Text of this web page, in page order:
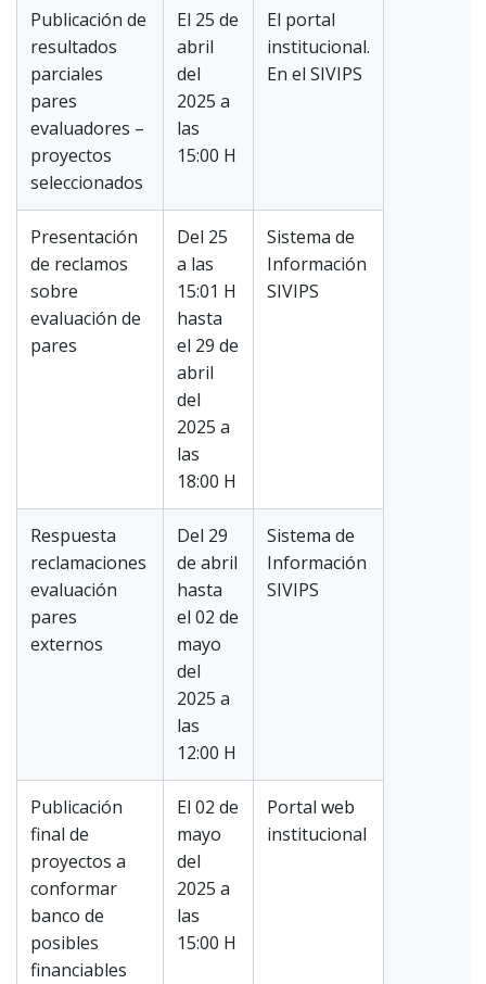
Publicación de
resultados
parciales
pares
evaluadores –
proyectos
seleccionados
El 25 de
abril
del
2025 a
las
15:00 H
El portal
institucional.
En el SIVIPS
Presentación
de reclamos
sobre
evaluación de
pares
Del 25
a las
15:01 H
hasta
el 29 de
abril
del
2025 a
las
18:00 H
Sistema de
Información
SIVIPS
Respuesta
reclamaciones
evaluación
pares
externos
Del 29
de abril
hasta
el 02 de
mayo
del
2025 a
las
12:00 H
Sistema de
Información
SIVIPS
Publicación
final de
proyectos a
conformar
banco de
posibles
financiables
El 02 de
mayo
del
2025 a
las
15:00 H
Portal web
institucional